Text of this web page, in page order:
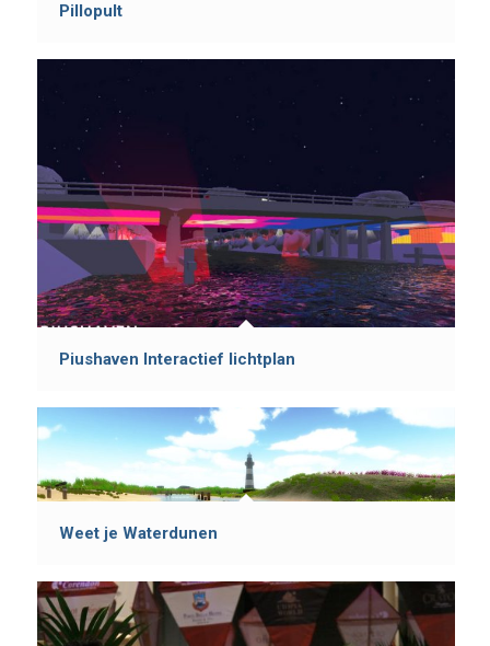
Pillopult
Piushaven Interactief lichtplan
Weet je Waterdunen